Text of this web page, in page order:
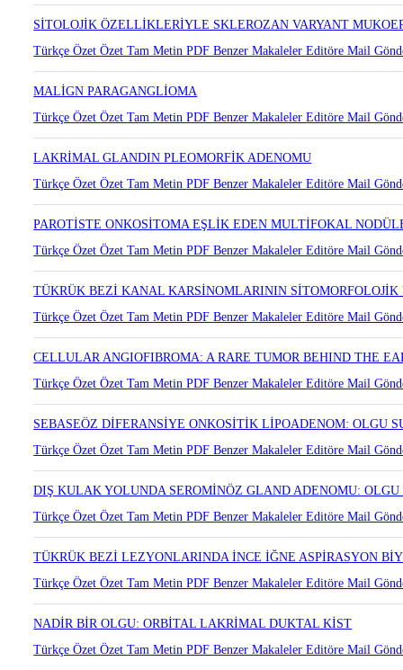
Türkçe ÖzetÖzetTam MetinPDFBenzer MakalelerEditöre Mail
SİTOLOJİK ÖZELLİKLERİYLE SKLEROZAN VARYANT
Türkçe ÖzetÖzetTam MetinPDF
MALİGN PARAGANGLİOMA
Türkçe ÖzetÖzetTam MetinPDFBenzer MakalelerEditöre Mail
LAKRİMAL GLANDIN PLEOMORFİK ADENOMU
Türkçe ÖzetÖzetTam MetinPDFBenzer MakalelerEditöre Mail
PAROTİSTE ONKOSİTOMA EŞLİK EDEN MULTİFOKAL
Türkçe ÖzetÖzetTam MetinPDFBenzer MakalelerEditöre Mail
TÜKRÜK BEZİ KANAL KARSİNOMLARININ
Türkçe ÖzetÖzetTam MetinPDFBenzer MakalelerEditöre Mail
CELLULAR ANGIOFIBROMA: A RARE TUMOR BEHIND THE
Türkçe ÖzetÖzetTam MetinPDFBenzer MakalelerEditöre Mail
SEBASEÖZ DİFERANSİYE ONKOSİTİK LİPOADENOM: OLGU
Türkçe ÖzetÖzetTam MetinPDFBenzer MakalelerEditöre Mail
DIŞ KULAK YOLUNDA SEROMİNÖZ GLAND ADENOMU: OLGU
Türkçe ÖzetÖzetTam MetinPDFBenzer MakalelerEditöre Mail
TÜKRÜK BEZİ LEZYONLARINDA İNCE İĞNE ASPİRASYON
Türkçe ÖzetÖzetTam MetinPDFBenzer MakalelerEditöre Mail
NADİR BİR OLGU: ORBİTAL LAKRİMAL DUKTAL KİST